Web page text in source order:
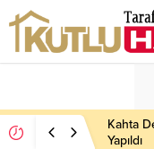
Kahta
Yapıldı